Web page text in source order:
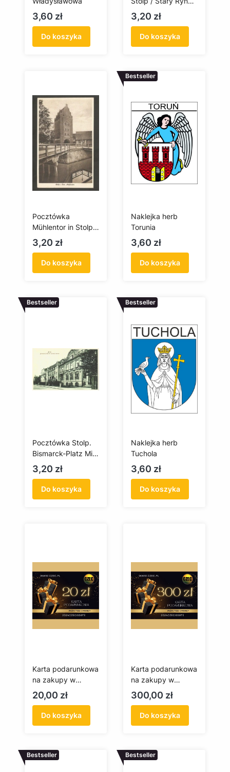
Cena
3,60 zł
Do koszyka
w Słupsku
Cena
3,20 zł
Do koszyka
Pocztówka
Mühlentor in Stolp /
Brama Młyńska w
Słupsku
Cena
3,20 zł
Do koszyka
Bestseller
Naklejka herb
Torunia
Cena
3,60 zł
Do koszyka
Bestseller
Pocztówka Stolp.
Bismarck-Platz Mit
Handelskammer
Cena
3,20 zł
Do koszyka
Bestseller
Naklejka herb
Tuchola
Cena
3,60 zł
Do koszyka
Karta podarunkowa
na zakupy w
czec.pl 20 zł
Cena
20,00 zł
Do koszyka
Karta podarunkowa
na zakupy w
czec.pl 300 zł
Cena
300,00 zł
Do koszyka
Bestseller Bestseller